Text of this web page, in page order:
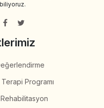
Programı